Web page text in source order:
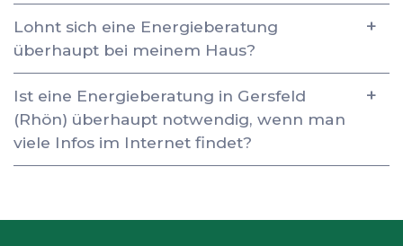
Lohnt sich eine Energieberatung
überhaupt bei meinem Haus?
Ist eine Energieberatung in Gersfeld
(Rhön) überhaupt notwendig, wenn man
viele Infos im Internet findet?